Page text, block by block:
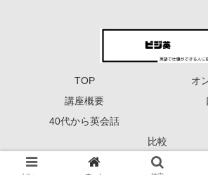
TOP
オ
講座概要
40代から英会話
比較
Copyright © 2023 ーーー ビジ英 ーーー